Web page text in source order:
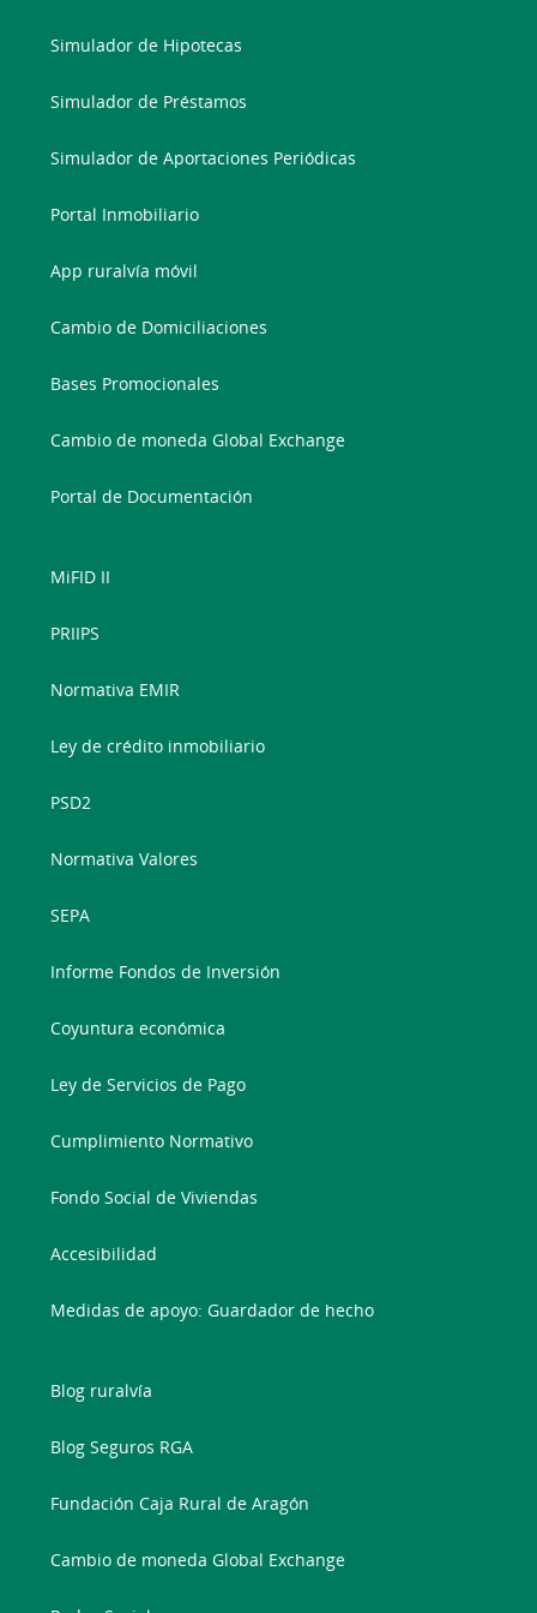
utcumplimientopenal@craragon.es
Certificado AENOR
Simulador de Hipotecas
Simulador de Préstamos
Simulador de Aportaciones Periódicas
Portal Inmobiliario
App ruralvía móvil
Cambio de Domiciliaciones
Bases Promocionales
Cambio de moneda Global Exchange
Portal de Documentación
MiFID II
PRIIPS
Normativa EMIR
Ley de crédito inmobiliario
PSD2
Normativa Valores
SEPA
Informe Fondos de Inversión
Coyuntura económica
Ley de Servicios de Pago
Cumplimiento Normativo
Fondo Social de Viviendas
Accesibilidad
Medidas de apoyo: Guardador de hecho
Blog ruralvía
Blog Seguros RGA
Fundación Caja Rural de Aragón
Cambio de moneda Global Exchange